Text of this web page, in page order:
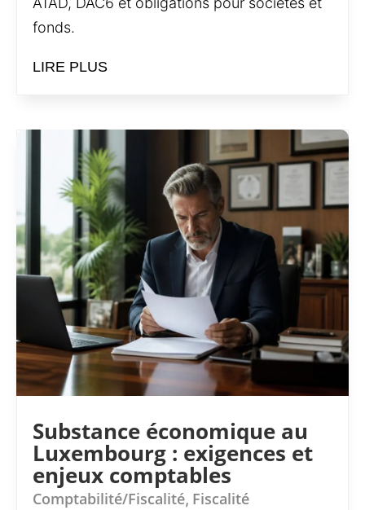
fonds.
LIRE PLUS
Substance économique au
Luxembourg : exigences et
enjeux comptables
Comptabilité/Fiscalité, Fiscalité